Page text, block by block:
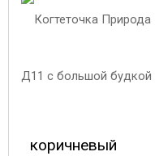
коричневый